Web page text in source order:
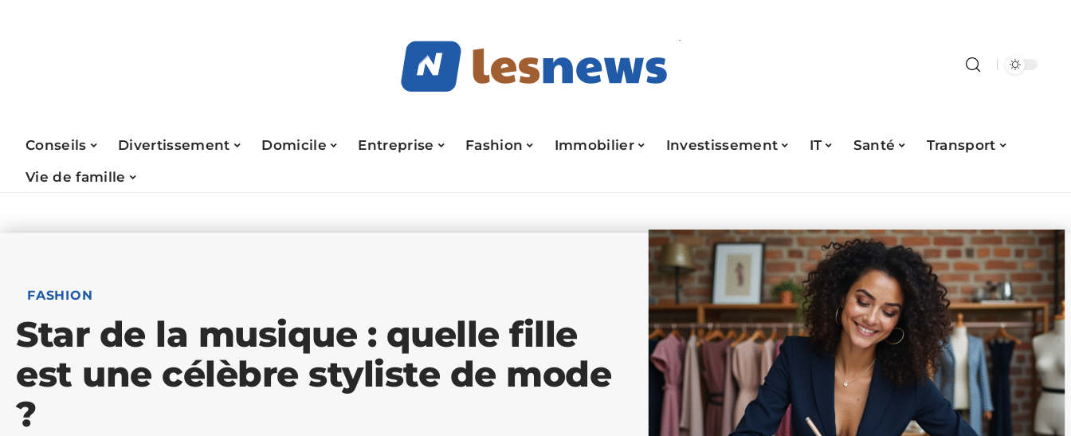
Conseils Divertissement Domicile Entreprise Fashion Immobilier Investissement IT Santé
Transport
Vie de famille
FASHION
Star de la musique : quelle fille
est une célèbre styliste de mode
?